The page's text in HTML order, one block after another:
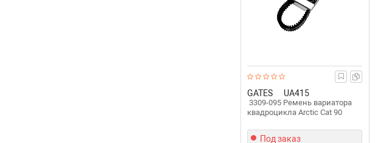
GATES UA415
3309-095 Ремень вариатора
квадроцикла Arctic Cat 90
Под заказ